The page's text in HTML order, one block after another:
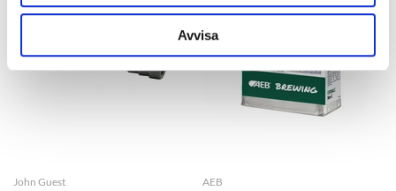
Avvisa
John Guest AEB